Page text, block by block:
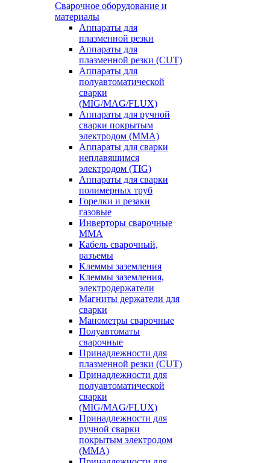
Сварочное оборудование и
материалы
Аппараты для
плазменной резки
Аппараты для
плазменной резки (CUT)
Аппараты для
полуавтоматической
сварки
(MIG/MAG/FLUX)
Аппараты для ручной
сварки покрытым
электродом (MMA)
Аппараты для сварки
неплавящимся
электродом (TIG)
Аппараты для сварки
полимерных труб
Горелки и резаки
газовые
Инверторы сварочные
ММА
Кабель сварочный,
разъемы
Клеммы заземления
Клеммы заземления,
электродержатели
Магниты держатели для
сварки
Манометры сварочные
Полуавтоматы
сварочные
Принадлежности для
плазменной резки (CUT)
Принадлежности для
полуавтоматической
сварки
(MIG/MAG/FLUX)
Принадлежности для
ручной сварки
покрытым электродом
(MMA)